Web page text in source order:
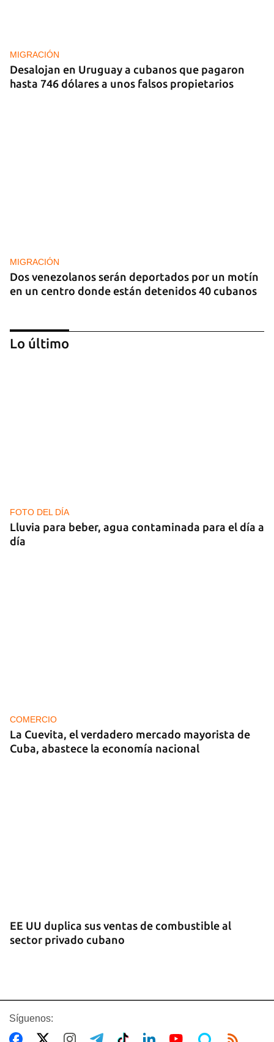
MIGRACIÓN
Desalojan en Uruguay a cubanos que pagaron
hasta 746 dólares a unos falsos propietarios
MIGRACIÓN
Dos venezolanos serán deportados por un motín
en un centro donde están detenidos 40 cubanos
Lo último
FOTO DEL DÍA
Lluvia para beber, agua contaminada para el día a
día
COMERCIO
La Cuevita, el verdadero mercado mayorista de
Cuba, abastece la economía nacional
EE UU duplica sus ventas de combustible al
sector privado cubano
Síguenos: